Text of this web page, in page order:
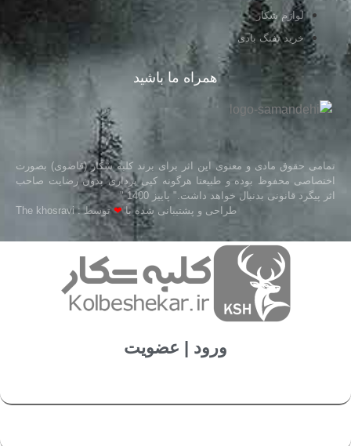
لوازم شکار
خرید تفنگ بادی
همراه ما باشید
تمامی حقوق مادی و معنوی این اثر برای برند کلبه شکار (قاضوی) بصورت
اختصاصی محفوظ بوده و طبیعتا هرگونه کپی برداری بدون رضایت صاحب
اثر پیگرد قانونی بدنبال خواهد داشت." پاییز 1400 "
طراحی و پشتیبانی شده با❤توسط : The khosravi
ورود | عضویت